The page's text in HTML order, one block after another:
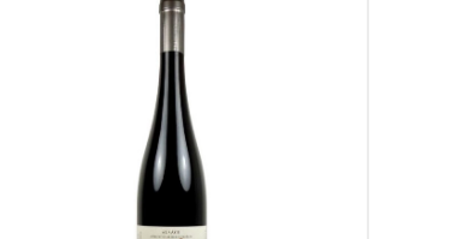
Вино
Pinot Noir,